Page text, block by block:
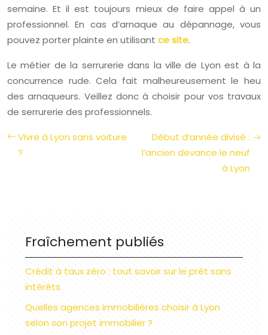
semaine. Et il est toujours mieux de faire appel à un
professionnel. En cas d’arnaque au dépannage, vous
pouvez porter plainte en utilisant ce site.
Le métier de la serrurerie dans la ville de Lyon est à la
concurrence rude. Cela fait malheureusement le heu
des arnaqueurs. Veillez donc à choisir pour vos travaux
de serrurerie des professionnels.
Vivre à Lyon sans voiture
?
Début d’année divisé :
l’ancien devance le neuf
à Lyon
Fraîchement publiés
Crédit à taux zéro : tout savoir sur le prêt sans
intérêts
Quelles agences immobilières choisir à Lyon
selon son projet immobilier ?